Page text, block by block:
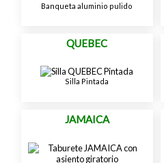
Banqueta aluminio pulido
QUEBEC
Silla Pintada
JAMAICA